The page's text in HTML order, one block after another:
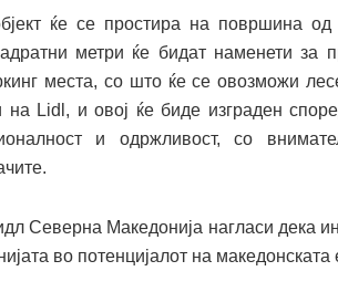
ќе се простира на површина
метри ќе бидат наменети за
места, со што ќе се овозможи
на Lidl, и овој ќе биде изграден
и одржливост, со
Северна Македонија нагласи дека
во потенцијалот на македонската